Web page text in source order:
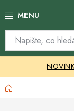
na
Skleníky
Zahradní
Domů